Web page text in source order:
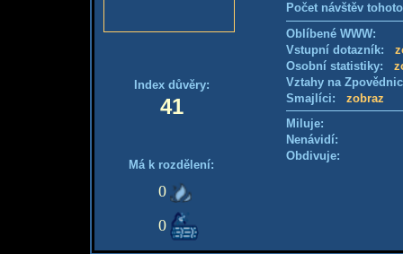
Index důvěry:
41
Má k rozdělení:
0
0
Počet návštěv
Oblíbené WWW:
Vstupní dotazník:
Osobní statistiky:
Vztahy na
Smajlíci: zobraz
Miluje:
Nenávidí:
Obdivuje: